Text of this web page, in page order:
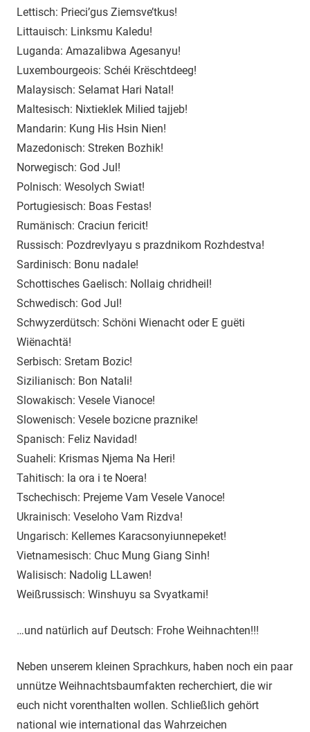
Lettisch: Prieci’gus Ziemsve’tkus!
Littauisch: Linksmu Kaledu!
Luganda: Amazalibwa Agesanyu!
Luxembourgeois: Schéi Krëschtdeeg!
Malaysisch: Selamat Hari Natal!
Maltesisch: Nixtieklek Milied tajjeb!
Mandarin: Kung His Hsin Nien!
Mazedonisch: Streken Bozhik!
Norwegisch: God Jul!
Polnisch: Wesolych Swiat!
Portugiesisch: Boas Festas!
Rumänisch: Craciun fericit!
Russisch: Pozdrevlyayu s prazdnikom Rozhdestva!
Sardinisch: Bonu nadale!
Schottisches Gaelisch: Nollaig chridheil!
Schwedisch: God Jul!
Schwyzerdütsch: Schöni Wienacht oder E guëti
Wiënachtä!
Serbisch: Sretam Bozic!
Sizilianisch: Bon Natali!
Slowakisch: Vesele Vianoce!
Slowenisch: Vesele bozicne praznike!
Spanisch: Feliz Navidad!
Suaheli: Krismas Njema Na Heri!
Tahitisch: Ia ora i te Noera!
Tschechisch: Prejeme Vam Vesele Vanoce!
Ukrainisch: Veseloho Vam Rizdva!
Ungarisch: Kellemes Karacsonyiunnepeket!
Vietnamesisch: Chuc Mung Giang Sinh!
Walisisch: Nadolig LLawen!
Weißrussisch: Winshuyu sa Svyatkami!
…und natürlich auf Deutsch: Frohe Weihnachten!!!
Neben unserem kleinen Sprachkurs, haben noch ein paar
unnütze Weihnachtsbaumfakten recherchiert, die wir
euch nicht vorenthalten wollen. Schließlich gehört
national wie international das Wahrzeichen